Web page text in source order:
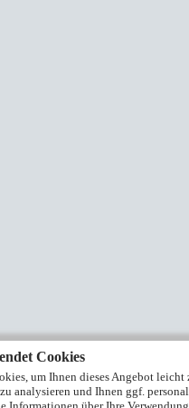
Cookies
um Ihnen dieses Angebot
analysieren und Ihnen ggf.